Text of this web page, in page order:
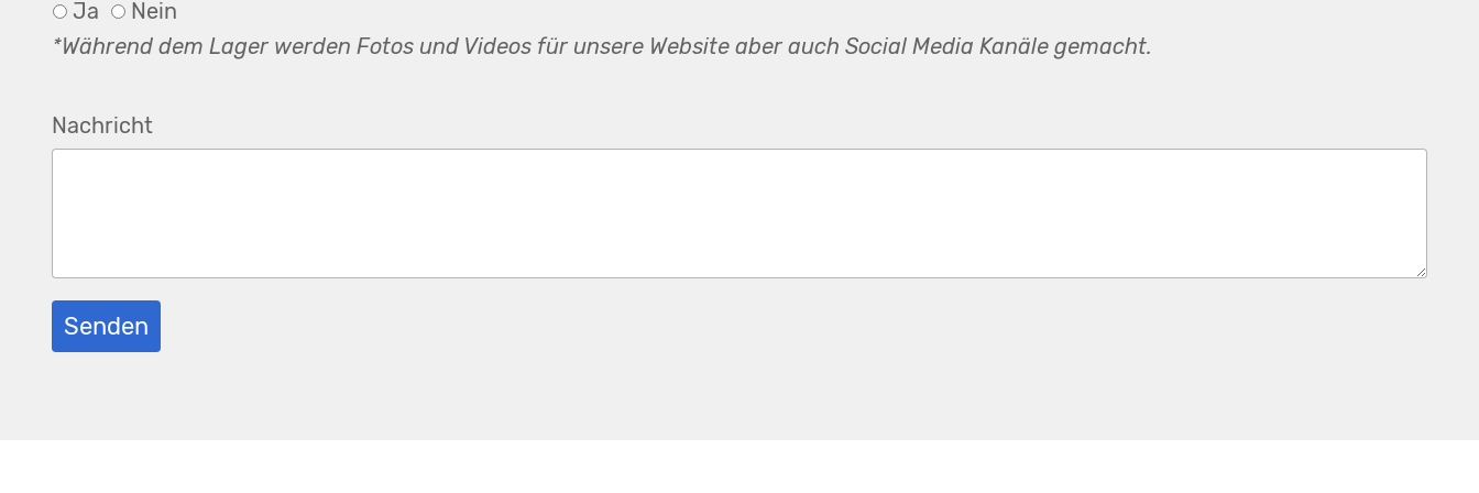
Ja
Nein
*Während dem Lager werden Fotos und Videos für unsere Website aber auch Social Media Kanäle gemacht.
Nachricht
Senden